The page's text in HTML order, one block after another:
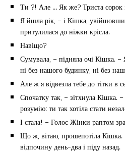
Ти ?! Але … Як же? Триста сорок
Я йшла рік, – і Кішка,
притулилася до ніжки крісла.
Навіщо?
Сумувала, – підняла очі Кішка.
ні без нашого будинку, ні без
Але ж я відвезла тебе до тітки в
Спочатку так, – зітхнула Кішка.
розумію: ти так хотіла стати
І стала! – Голос Жінки раптом
Що ж, вітаю, прошепотіла
відпочину день-два і піду назад.